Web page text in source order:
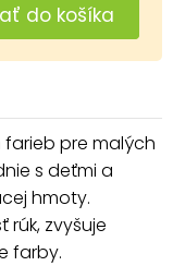
do košíka
pre malých
s deťmi a
hmoty.
zvyšuje
farby.